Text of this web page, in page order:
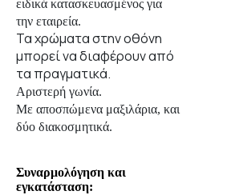
ειδικά κατασκευασμένος για
την εταιρεία.
Τα χρώματα στην οθόνη
μπορεί να διαφέρουν από
τα πραγματικά.
Αριστερή γωνία.
Με αποσπώμενα μαξιλάρια, και
δύο διακοσμητικά.
Συναρμολόγηση και
εγκατάσταση: